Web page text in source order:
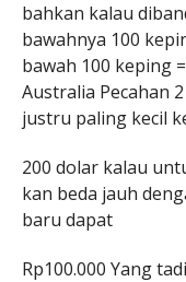
bahkan kalau
bawahnya 100
bawah 100 keping
Australia Pecahan
justru paling kecil
200 dolar kalau
kan beda jauh
baru dapat
Rp100.000 Yang